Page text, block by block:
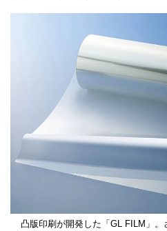
凸版印刷が開発した「GL FILM」